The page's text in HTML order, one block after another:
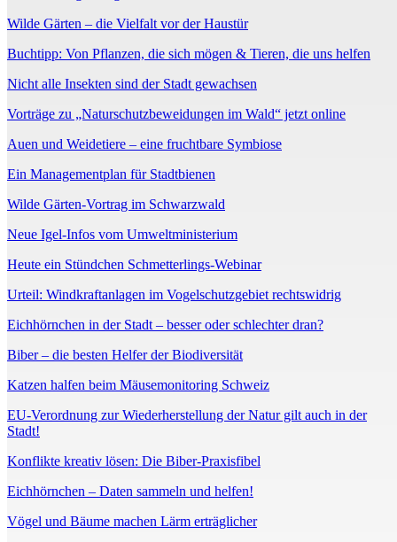
Wilde Gärten – die Vielfalt vor der Haustür
Buchtipp: Von Pflanzen, die sich mögen & Tieren, die uns helfen
Nicht alle Insekten sind der Stadt gewachsen
Vorträge zu „Naturschutzbeweidungen im Wald“ jetzt online
Auen und Weidetiere – eine fruchtbare Symbiose
Ein Managementplan für Stadtbienen
Wilde Gärten-Vortrag im Schwarzwald
Neue Igel-Infos vom Umweltministerium
Heute ein Stündchen Schmetterlings-Webinar
Urteil: Windkraftanlagen im Vogelschutzgebiet rechtswidrig
Eichhörnchen in der Stadt – besser oder schlechter dran?
Biber – die besten Helfer der Biodiversität
Katzen halfen beim Mäusemonitoring Schweiz
EU-Verordnung zur Wiederherstellung der Natur gilt auch in der
Stadt!
Konflikte kreativ lösen: Die Biber-Praxisfibel
Eichhörnchen – Daten sammeln und helfen!
Vögel und Bäume machen Lärm erträglicher